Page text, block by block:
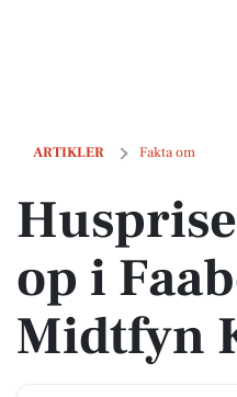
ARTIKLER Fakta om
Huspriserne går op i
op i
Midtfyn